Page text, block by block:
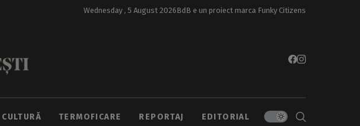
Wednesday , 5 August 2026BdB e un proiect marca Funky Citizens
CULTURĂ TERMOFICARE REPORTAJ EDITORIAL